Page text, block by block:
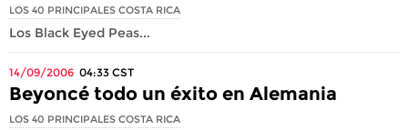
LOS 40 PRINCIPALES COSTA RICA
Los Black Eyed Peas...
14/09/2006 04:33 CST
Beyoncé todo un éxito en Alemania
LOS 40 PRINCIPALES COSTA RICA